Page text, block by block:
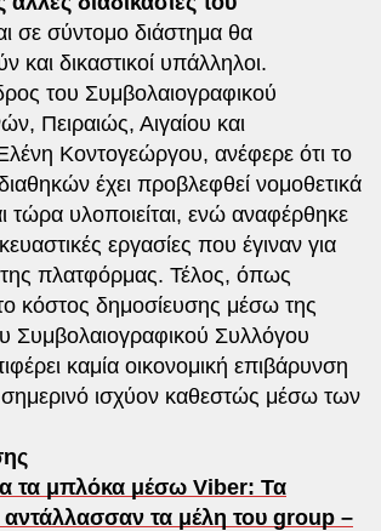
σε σύντομο διάστημα θα
και δικαστικοί υπάλληλοι.
του Συμβολαιογραφικού
Πειραιώς, Αιγαίου και
Κοντογεώργου, ανέφερε ότι το
έχει προβλεφθεί νομοθετικά
τώρα υλοποιείται, ενώ αναφέρθηκε
εργασίες που έγιναν για
πλατφόρμας. Τέλος, όπως
το κόστος δημοσίευσης μέσω της
Συμβολαιογραφικού Συλλόγου
καμία οικονομική επιβάρυνση
ισχύον καθεστώς μέσω των
τα μπλόκα μέσω Viber: Τα
τα μέλη του group –